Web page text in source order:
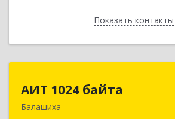
Показать контакты
Назад
АИТ 1024 байта
Балашиха
143909, Московская обл,